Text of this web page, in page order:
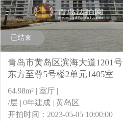
已结束
青岛市黄岛区滨海大道1201号
东方至尊5号楼2单元1405室
64.98m² | 室厅 |
/层 | 0年建成 | 黄岛区
开拍时间：2023-05-05 10:00:00